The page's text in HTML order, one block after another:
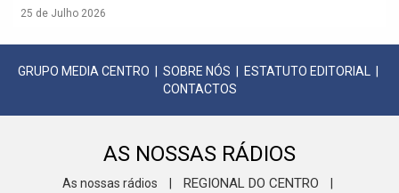
25 de Julho 2026
GRUPO MEDIA CENTRO SOBRE NÓS ESTATUTO EDITORIAL
CONTACTOS
AS NOSSAS RÁDIOS
As nossas rádios REGIONAL DO CENTRO